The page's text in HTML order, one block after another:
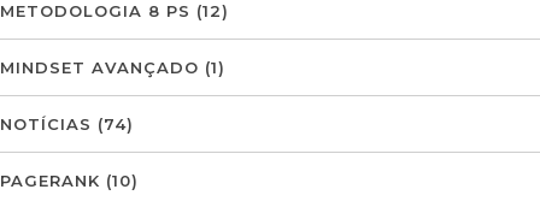
METODOLOGIA 8 PS (12)
MINDSET AVANÇADO (1)
NOTÍCIAS (74)
PAGERANK (10)